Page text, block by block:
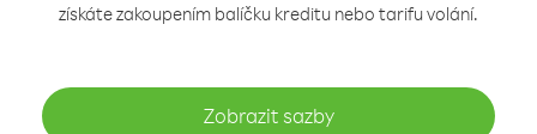
získáte zakoupením balíčku kreditu nebo tarifu volání.
Zobrazit sazby